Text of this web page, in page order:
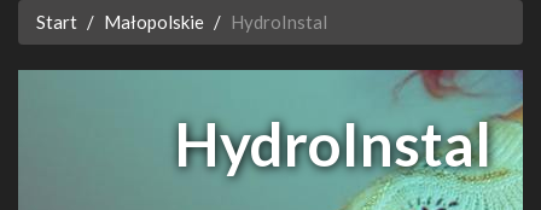
Start Małopolskie HydroInstal
HydroInstal